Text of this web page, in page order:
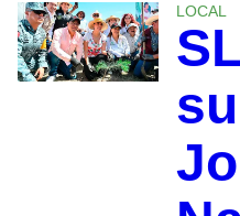
LOCAL